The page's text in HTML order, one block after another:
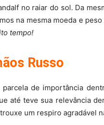
no raiar do sol. Da
na mesma moeda e peso
tempo!
Russo
de importância
até teve sua relevância
um respiro agradável